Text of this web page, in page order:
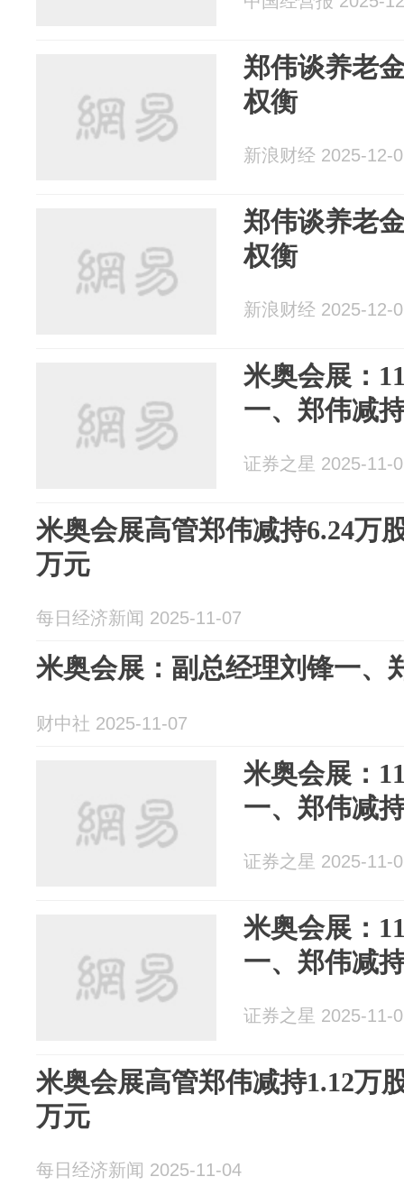
郑伟谈养老
权衡
新浪财经 2025-12-
郑伟谈养老
权衡
新浪财经 2025-12-
米奥会展：
一、郑伟减
证券之星 2025-11-
米奥会展高管郑伟减持6.24万
万元
每日经济新闻 2025-11-07
米奥会展：副总经理刘锋一、
财中社 2025-11-07
米奥会展：
一、郑伟减
证券之星 2025-11-
米奥会展：
一、郑伟减
证券之星 2025-11-
米奥会展高管郑伟减持1.12万
万元
每日经济新闻 2025-11-04